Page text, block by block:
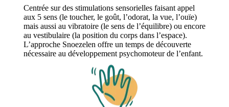
Centrée sur des stimulations sensorielles faisant appel
aux 5 sens (le toucher, le goût, l’odorat, la vue, l’ouïe)
mais aussi au vibratoire (le sens de l’équilibre) ou encore
au vestibulaire (la position du corps dans l’espace).
L’approche Snoezelen offre un temps de découverte
nécessaire au développement psychomoteur de l’enfant.